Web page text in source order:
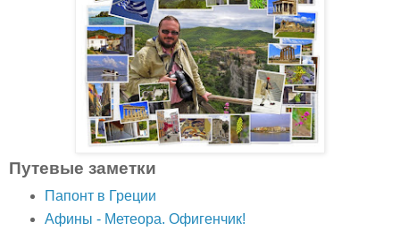
Путевые заметки
Папонт в Греции
Афины - Метеора. Офигенчик!